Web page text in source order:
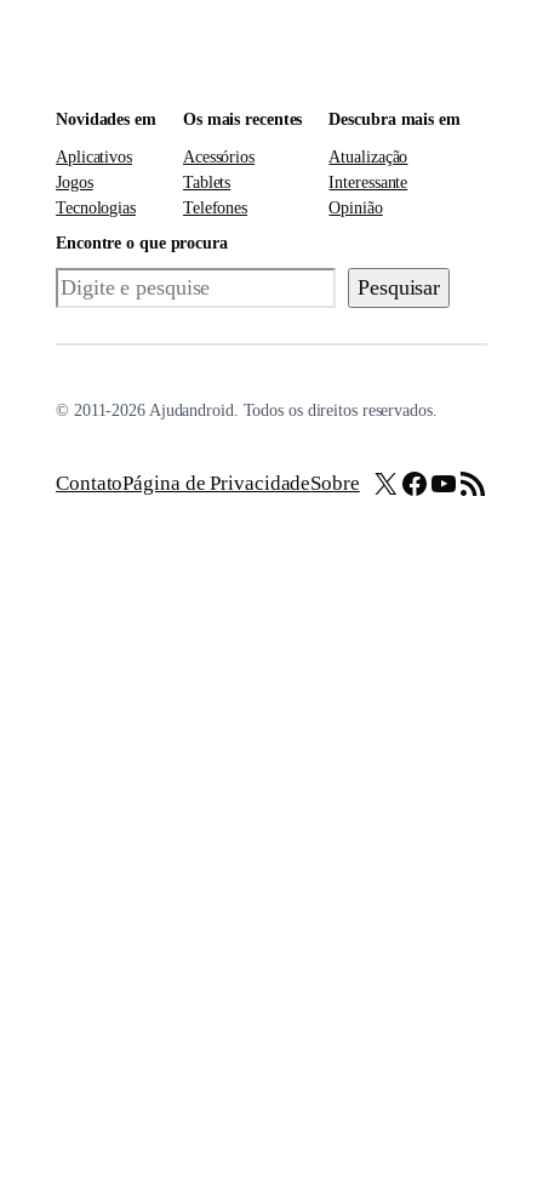
Novidades em
Aplicativos
Jogos
Tecnologias
Os mais recentes
Acessórios
Tablets
Telefones
Descubra mais em
Atualização
Interessante
Opinião
Encontre o que procura
Pesquisar Pesquisar
© 2011-2026 Ajudandroid. Todos os direitos reservados.
ContatoPágina de PrivacidadeSobre X Facebook
Youtube
Feed RSS